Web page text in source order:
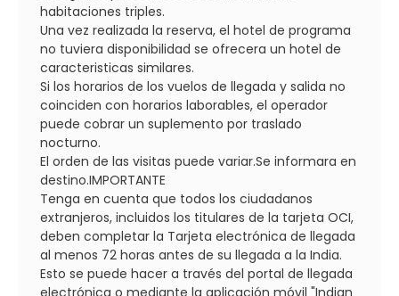
habitaciones triples.
Una vez realizada la reserva, el hotel de programa
no tuviera disponibilidad se ofrecera un hotel de
caracteristicas similares.
Si los horarios de los vuelos de llegada y salida no
coinciden con horarios laborables, el operador
puede cobrar un suplemento por traslado
nocturno.
El orden de las visitas puede variar.Se informara en
destino.IMPORTANTE
Tenga en cuenta que todos los ciudadanos
extranjeros, incluidos los titulares de la tarjeta OCI,
deben completar la Tarjeta electrónica de llegada
al menos 72 horas antes de su llegada a la India.
Esto se puede hacer a través del portal de llegada
electrónica o mediante la aplicación móvil "Indian